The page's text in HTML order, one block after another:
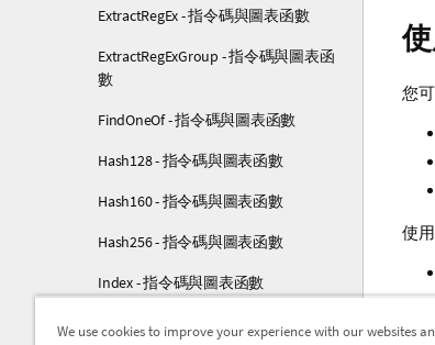
ExtractRegEx - 指令碼與圖表函數
ExtractRegExGroup - 指令碼與圖表函
數
FindOneOf - 指令碼與圖表函數
Hash128 - 指令碼與圖表函數
Hash160 - 指令碼與圖表函數
Hash256 - 指令碼與圖表函數
Index - 指令碼與圖表函數
IndexRegEx - 指令碼與圖表函數
您
使
We use cookies to improve your experience with our websites